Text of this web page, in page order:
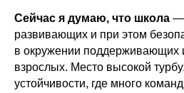
Сейчас я думаю, что школа —
развивающих и при этом
в окружении поддерживающих
взрослых. Место высокой
устойчивости, где много